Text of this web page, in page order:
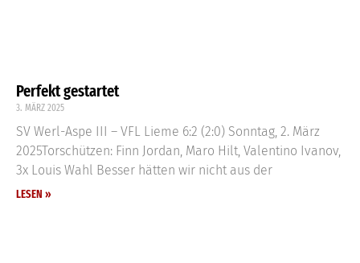
Perfekt gestartet
3. MÄRZ 2025
SV Werl-Aspe III – VFL Lieme 6:2 (2:0) Sonntag, 2. März
2025Torschützen: Finn Jordan, Maro Hilt, Valentino Ivanov,
3x Louis Wahl Besser hätten wir nicht aus der
LESEN »